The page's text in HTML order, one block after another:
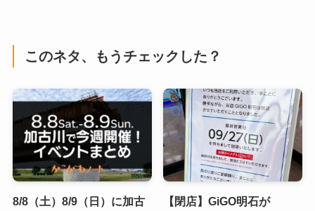
このネタ、もうチェックした？
8/8（土）8/9（日）に加古
【閉店】GiGO明石が